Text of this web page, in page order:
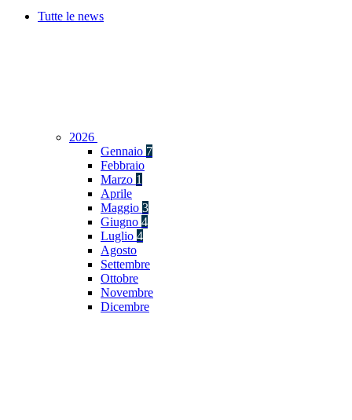
Tutte le news
2026
Gennaio 7
Febbraio
Marzo 1
Aprile
Maggio 3
Giugno 4
Luglio 4
Agosto
Settembre
Ottobre
Novembre
Dicembre